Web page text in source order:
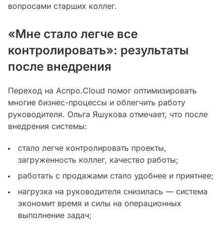
вопросами старших коллег.
«Мне стало легче все
контролировать»: результаты
после внедрения
Переход на Аспро.Cloud помог оптимизировать
многие бизнес-процессы и облегчить работу
руководителя. Ольга Яшукова отмечает, что после
внедрения системы:
стало легче контролировать проекты,
загруженность коллег, качество работы;
работать с продажами стало удобнее и приятнее;
нагрузка на руководителя снизилась — система
экономит время и силы на операционных
выполнение задач;